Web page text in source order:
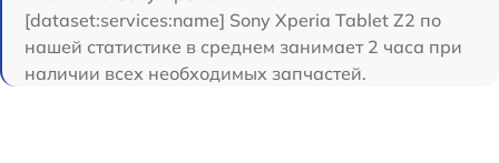
[dataset:services:name] Sony Xperia Tablet Z2 по
нашей статистике в среднем занимает 2 часа при
наличии всех необходимых запчастей.